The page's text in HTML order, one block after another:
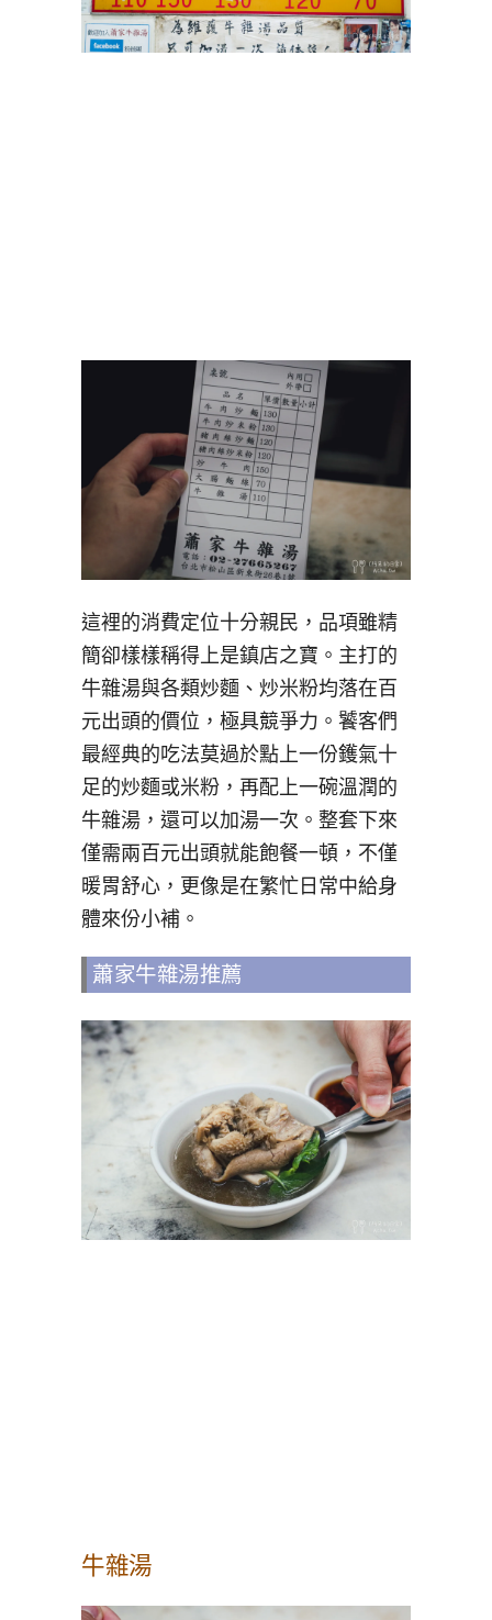
這裡的消費定位十分親民，品項雖精
簡卻樣樣稱得上是鎮店之寶。主打的
牛雜湯與各類炒麵、炒米粉均落在百
元出頭的價位，極具競爭力。饕客們
最經典的吃法莫過於點上一份鑊氣十
足的炒麵或米粉，再配上一碗溫潤的
牛雜湯，還可以加湯一次。整套下來
僅需兩百元出頭就能飽餐一頓，不僅
暖胃舒心，更像是在繁忙日常中給身
體來份小補。
蕭家牛雜湯推薦
牛雜湯